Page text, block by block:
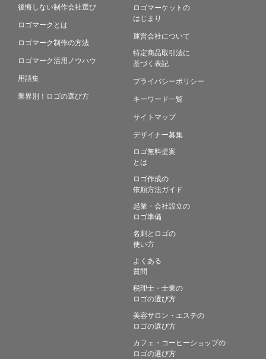
後悔しない制作会社選び
ロゴマークとは
ロゴマーク制作の方法
ロゴマーク活用ノウハウ
用語集
業界別！ロゴの選び方
ロゴマーケットの
はじまり
運営会社について
特定商品取引法に
基づく表記
プライバシーポリシー
キーワード一覧
サイトマップ
デザイナー募集
ロゴ無料提案
とは
ロゴ作成の
依頼方法ガイド
起業・会社設立の
ロゴ準備
名刺とロゴの
使い方
よくある
質問
税理士・士業の
ロゴの選び方
美容サロン・エステの
ロゴの選び方
カフェ・コーヒーショップの
ロゴの選び方